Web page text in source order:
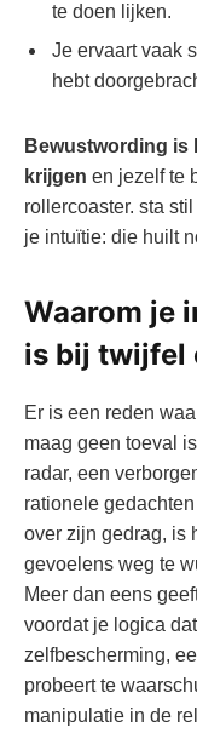
te doen lijken.
Je ervaart vaak
hebt
Bewustwording is
krijgen en jezelf te
rollercoaster. sta
je intuïtie: die huilt
Waarom je
is bij twijfel
Er is een reden
maag geen toeval
radar, een
rationele
over zijn gedrag, is
gevoelens weg te
Meer dan eens
voordat je logica
zelfbescherming,
probeert te
manipulatie in de